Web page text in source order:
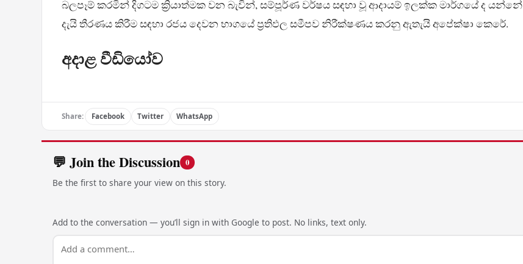
බලපෑම් කරමින් දිගටම ක්‍රියාත්මක වන බැවින්, සම්පූර්ණ වර්ෂය සඳහා වූ ආදායම් ඉලක්ක මාර්ගයේ ද යන්නේ
දැයි තීරණය කිරීම සඳහා රජය දෙවන භාගයේ ප්‍රතිඵල සමීපව නිරීක්ෂණය කරනු ඇතැයි අපේක්ෂා කෙරේ.
අදාළ වීඩියෝව
Share: Facebook Twitter WhatsApp
💬 Join the Discussion 0
Be the first to share your view on this story.
Add to the conversation — you’ll sign in with Google to post. No links, text only.